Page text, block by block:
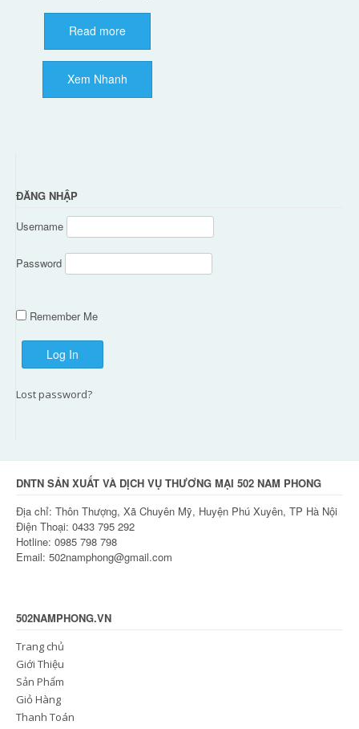
Read more
Xem Nhanh
ĐĂNG NHẬP
Username
Password
Remember Me
Lost password?
DNTN SẢN XUẤT VÀ DỊCH VỤ THƯƠNG MẠI 502 NAM PHONG
Địa chỉ: Thôn Thượng, Xã Chuyên Mỹ, Huyện Phú Xuyên, TP Hà Nội
Điện Thoại: 0433 795 292
Hotline: 0985 798 798
Email: 502namphong@gmail.com
502NAMPHONG.VN
Trang chủ
Giới Thiệu
Sản Phẩm
Giỏ Hàng
Thanh Toán